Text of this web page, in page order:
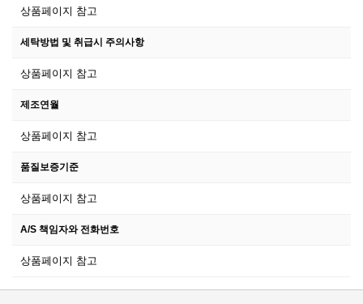
상품페이지 참고
세탁방법 및 취급시 주의사항
상품페이지 참고
제조연월
상품페이지 참고
품질보증기준
상품페이지 참고
A/S 책임자와 전화번호
상품페이지 참고